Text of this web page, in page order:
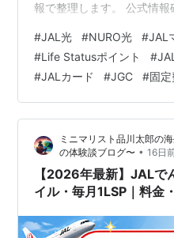
報で整理します。 公式情
るJMB会員向けサービスで
マイラーには候補ですが、
社のスマホセット割より必
結論を出すには、月額だけ
費残債、解約条件、提供エ
#JAL光 #NURO光 #JAL
#Life Statusポイント #
#JALカード #JGC #固
ミニマリスト品川太郎の
の体験談ブログ〜 • 16日
【2026年最新】JAL
イル・毎月1LSP｜料金